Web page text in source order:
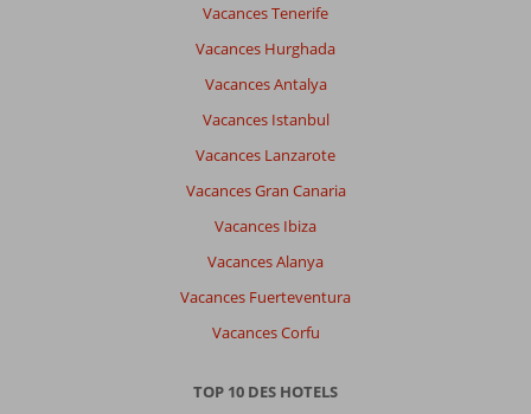
Vacances Tenerife
Vacances Hurghada
Vacances Antalya
Vacances Istanbul
Vacances Lanzarote
Vacances Gran Canaria
Vacances Ibiza
Vacances Alanya
Vacances Fuerteventura
Vacances Corfu
TOP 10 DES HOTELS